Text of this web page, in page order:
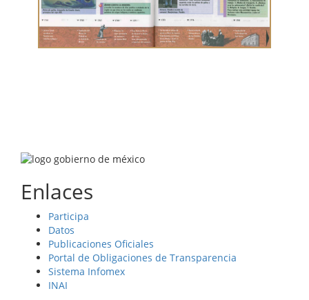
Enlaces
Participa
Datos
Publicaciones Oficiales
Portal de Obligaciones de Transparencia
Sistema Infomex
INAI